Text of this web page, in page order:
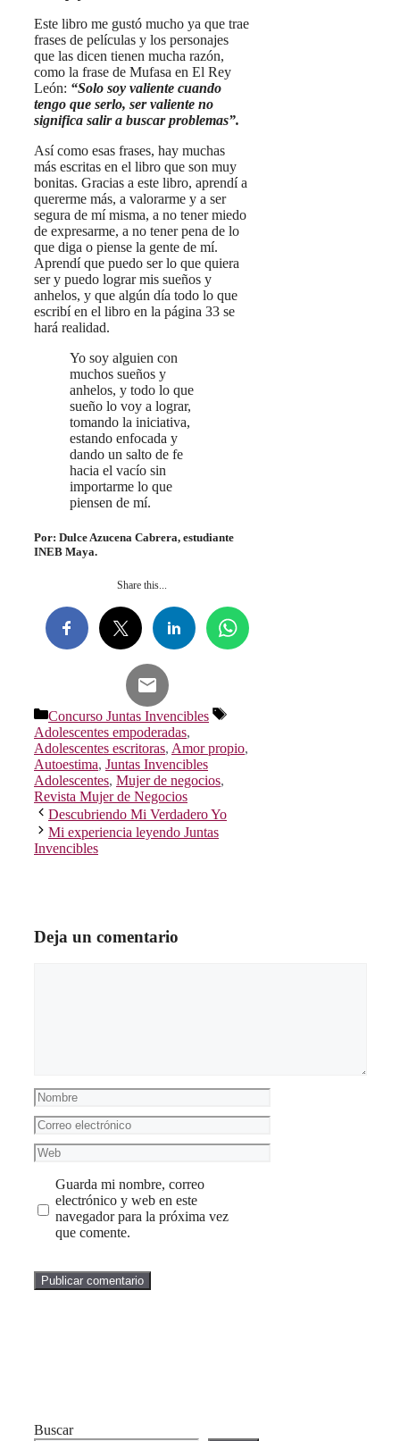
Este libro me gustó mucho ya que trae
frases de películas y los personajes
que las dicen tienen mucha razón,
como la frase de Mufasa en El Rey
León: “Solo soy valiente cuando
tengo que serlo, ser valiente no
significa salir a buscar problemas”.
Así como esas frases, hay muchas
más escritas en el libro que son muy
bonitas. Gracias a este libro, aprendí a
quererme más, a valorarme y a ser
segura de mí misma, a no tener miedo
de expresarme, a no tener pena de lo
que diga o piense la gente de mí.
Aprendí que puedo ser lo que quiera
ser y puedo lograr mis sueños y
anhelos, y que algún día todo lo que
escribí en el libro en la página 33 se
hará realidad.
Yo soy alguien con
muchos sueños y
anhelos, y todo lo que
sueño lo voy a lograr,
tomando la iniciativa,
estando enfocada y
dando un salto de fe
hacia el vacío sin
importarme lo que
piensen de mí.
Por: Dulce Azucena Cabrera, estudiante
INEB Maya.
Share this...
Categorías
Concurso Juntas Invencibles
Etiquetas
Adolescentes empoderadas,
Adolescentes escritoras, Amor propio,
Autoestima, Juntas Invencibles
Adolescentes, Mujer de negocios,
Revista Mujer de Negocios
Descubriendo Mi Verdadero Yo
Mi experiencia leyendo Juntas
Invencibles
Deja un comentario
Nombre
Correo
electrónico
Web
Guarda mi nombre, correo
electrónico y web en este
navegador para la próxima vez
que comente.
Buscar